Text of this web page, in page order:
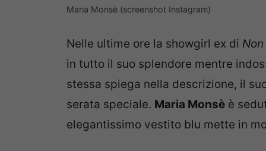
Maria Monsè (screenshot Instagram)
Nelle ultime ore la showgirl ex di
in tutto il suo splendore mentre
stessa spiega nella descrizione, il
serata speciale. Maria Monsè è
elegantissimo vestito blu mette in